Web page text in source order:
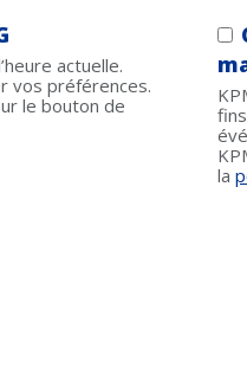
actuelle.
vos préférences.
le bouton de
la